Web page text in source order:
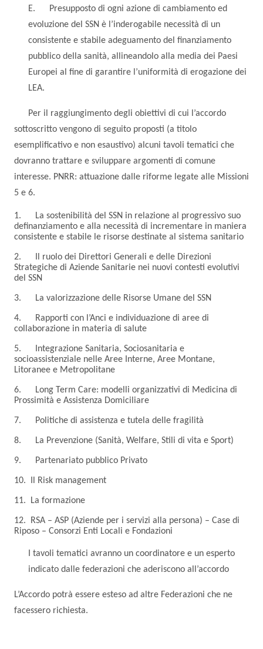
E. Presupposto di ogni azione di cambiamento ed
evoluzione del SSN è l’inderogabile necessità di un
consistente e stabile adeguamento del finanziamento
pubblico della sanità, allineandolo alla media dei Paesi
Europei al fine di garantire l’uniformità di erogazione dei
LEA.
Per il raggiungimento degli obiettivi di cui l’accordo
sottoscritto vengono di seguito proposti (a titolo
esemplificativo e non esaustivo) alcuni tavoli tematici che
dovranno trattare e sviluppare argomenti di comune
interesse. PNRR: attuazione dalle riforme legate alle Missioni
5 e 6.
1. La sostenibilità del SSN in relazione al progressivo suo
definanziamento e alla necessità di incrementare in maniera
consistente e stabile le risorse destinate al sistema sanitario
2. Il ruolo dei Direttori Generali e delle Direzioni
Strategiche di Aziende Sanitarie nei nuovi contesti evolutivi
del SSN
3. La valorizzazione delle Risorse Umane del SSN
4. Rapporti con l’Anci e individuazione di aree di
collaborazione in materia di salute
5. Integrazione Sanitaria, Sociosanitaria e
socioassistenziale nelle Aree Interne, Aree Montane,
Litoranee e Metropolitane
6. Long Term Care: modelli organizzativi di Medicina di
Prossimità e Assistenza Domiciliare
7. Politiche di assistenza e tutela delle fragilità
8. La Prevenzione (Sanità, Welfare, Stili di vita e Sport)
9. Partenariato pubblico Privato
10. Il Risk management
11. La formazione
12. RSA – ASP (Aziende per i servizi alla persona) – Case di
Riposo – Consorzi Enti Locali e Fondazioni
I tavoli tematici avranno un coordinatore e un esperto
indicato dalle federazioni che aderiscono all’accordo
L’Accordo potrà essere esteso ad altre Federazioni che ne
facessero richiesta.